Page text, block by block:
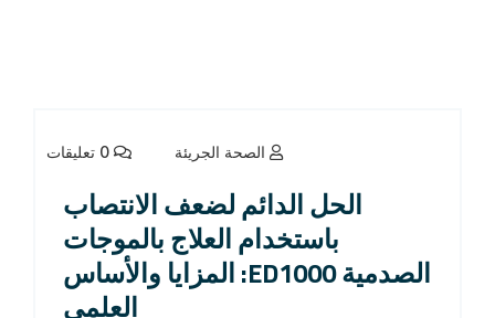
الصحة الجريئة
الحل الدائم لضعف الانتصاب
باستخدام العلاج بالموجات
الصدمية ED1000: المزايا والأساس
العلمي